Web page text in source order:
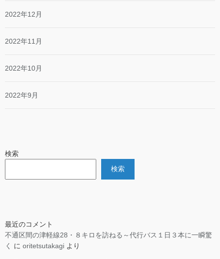
2022年12月
2022年11月
2022年10月
2022年9月
検索
検索
最近のコメント
不通区間の津軽線28・８キロを訪ねる～代行バス１日３本に一瞬驚
く
に oritetsutakagi より